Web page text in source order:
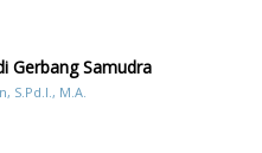
Gerbang Samudra
S.Pd.I., M.A.